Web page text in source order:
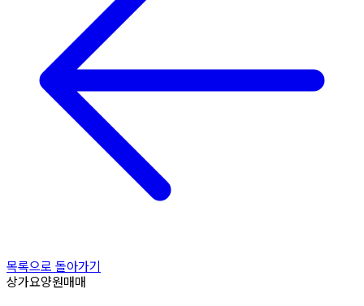
목록으로 돌아가기
상가요양원매매